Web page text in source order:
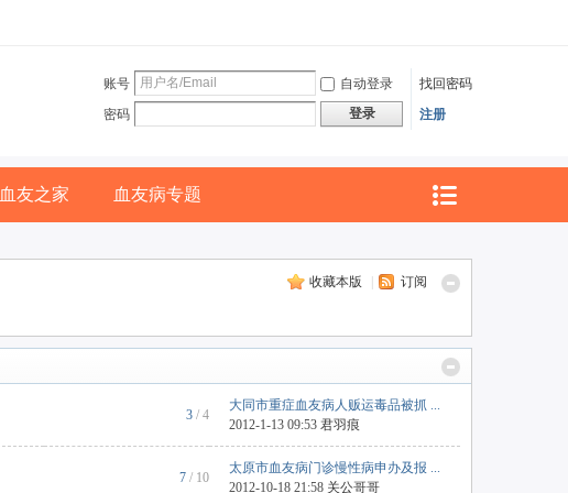
账号 自动登录
找回密码
密码
登录 注册
血友之家 血友病专题
收藏本版 订阅
3 / 4
大同市重症血友病人贩运毒品被抓 ...
2012-1-13 09:53 君羽痕
7 / 10
太原市血友病门诊慢性病申办及报 ...
2012-10-18 21:58 关公哥哥